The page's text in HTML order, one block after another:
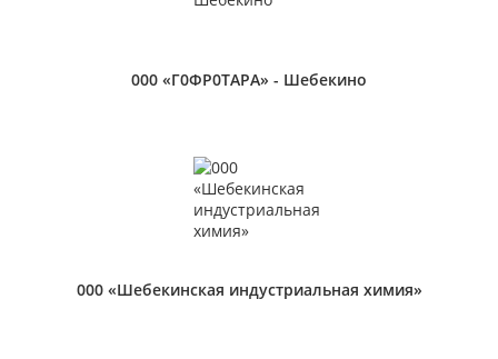
000 «Г0ФР0ТАРА» - Шебекино
000 «Шебекинская индустриальная химия»